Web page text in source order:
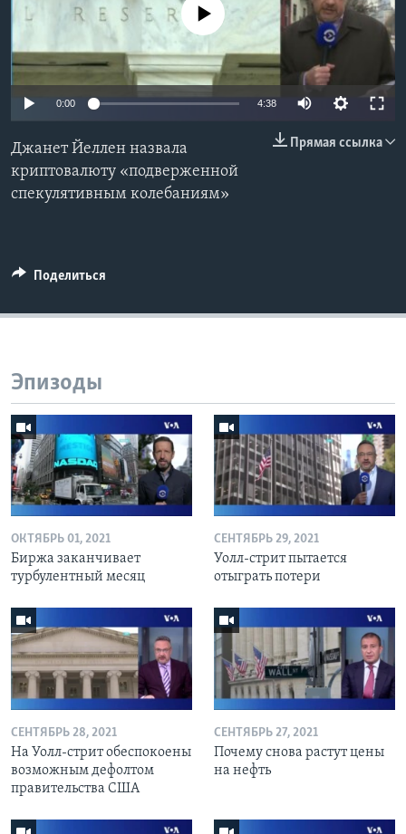
Learning English
СОЦИАЛЬНЫЕ СЕТИ
Языки
No media source currently available
0:00 4:38
Прямая ссылка
Джанет Йеллен назвала
криптовалюту «подверженной
спекулятивным колебаниям»
Поделиться
Эпизоды
ОКТЯБРЬ 01, 2021
Биржа заканчивает
турбулентный месяц
СЕНТЯБРЬ 29, 2021
Уолл-стрит пытается
отыграть потери
СЕНТЯБРЬ 28, 2021
На Уолл-стрит обеспокоены
возможным дефолтом
правительства США
СЕНТЯБРЬ 27, 2021
Почему снова растут цены
на нефть